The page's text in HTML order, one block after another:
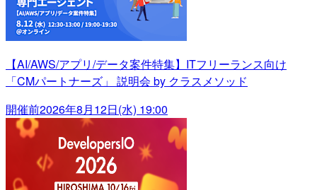
【AI/AWS/アプリ/データ案件特集】ITフリーランス向け
「CMパートナーズ」 説明会 by クラスメソッド
開催前2026年8月12日(水) 19:00